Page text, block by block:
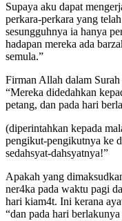
Supaya aku dapat
perkara-perkara yang
sesungguhnya ia hanya
hadapan mereka ada
semula.”
Firman Allah dalam
“Mereka didedahkan
petang, dan pada hari
(diperintahkan kepada
pengikut-pengikutnya ke
sedahsyat-dahsyatnya!”
Apakah yang
ner4ka pada waktu pagi
hari kiam4t. Ini kerana
“dan pada hari